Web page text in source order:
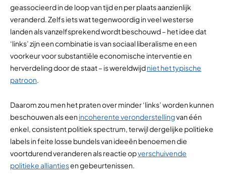
geassocieerd in de loop van tijd en per plaats aanzienlijk
veranderd. Zelfs iets wat tegenwoordig in veel westerse
landen als vanzelfsprekend wordt beschouwd – het idee dat
‘links’ zijn een combinatie is van sociaal liberalisme en een
voorkeur voor substantiële economische interventie en
herverdeling door de staat – is wereldwijdniet het typische
patroon.
Daarom zou men het praten over minder ‘links’ worden kunnen
beschouwen als een incoherente veronderstellingvan één
enkel, consistent politiek spectrum, terwijl dergelijke politieke
labels in feite losse bundels van ideeën benoemen die
voortdurend veranderen als reactie opverschuivende
politieke alliantiesen gebeurtenissen.